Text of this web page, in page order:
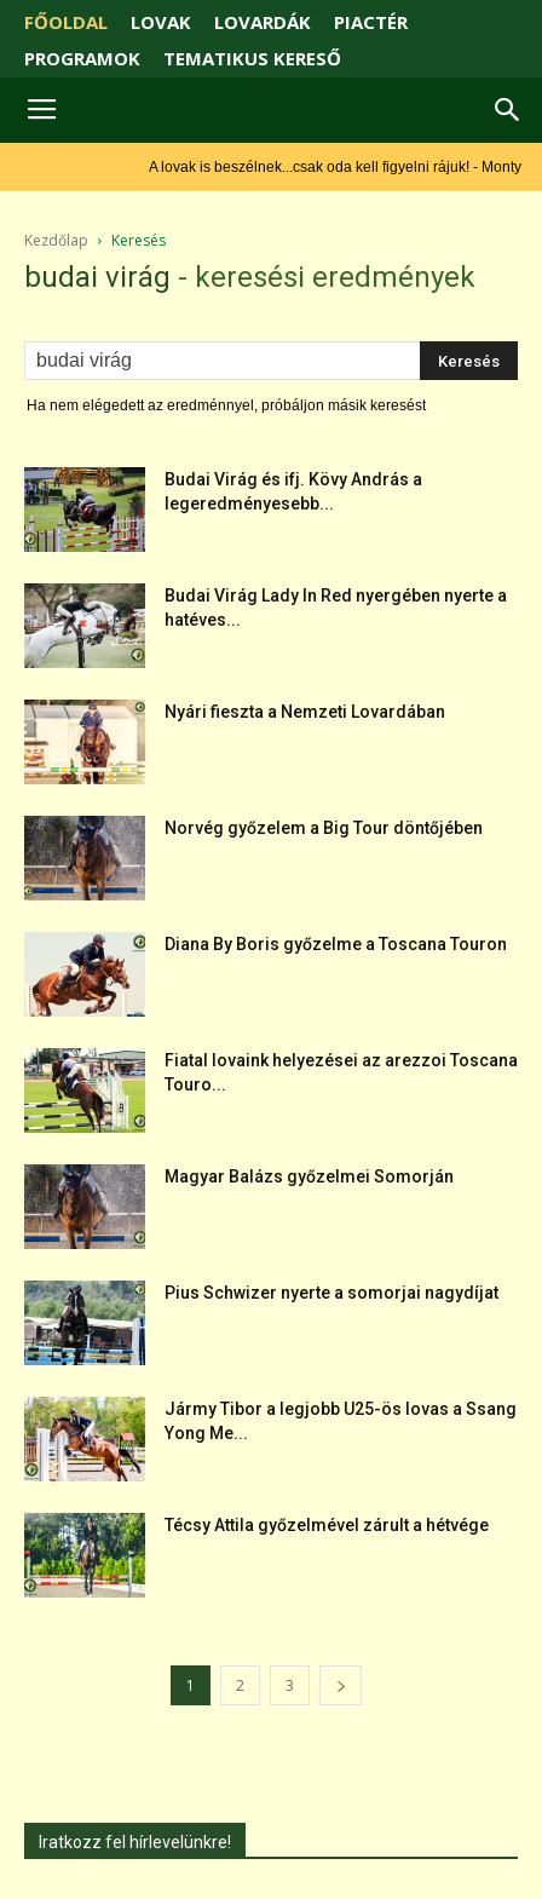
FŐOLDAL LOVAK LOVARDÁK
PIACTÉR
PROGRAMOK
TEMATIKUS KERESŐ
A lovak is beszélnek...csak oda kell figyelni rájuk! - Monty Roberts
Kezdőlap Keresés
budai virág - keresési eredmények
Ha nem elégedett az eredménnyel, próbáljon másik keresést
Budai Virág és ifj. Kövy András a
legeredményesebb...
Budai Virág Lady In Red nyergében nyerte a
hatéves...
Nyári fieszta a Nemzeti Lovardában
Norvég győzelem a Big Tour döntőjében
Diana By Boris győzelme a Toscana Touron
Fiatal lovaink helyezései az arezzoi Toscana
Touro...
Magyar Balázs győzelmei Somorján
Pius Schwizer nyerte a somorjai nagydíjat
Jármy Tibor a legjobb U25-ös lovas a Ssang
Yong Me...
Técsy Attila győzelmével zárult a hétvége
1 2 3
Iratkozz fel hírlevelünkre!